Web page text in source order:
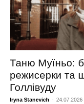
Таню Муїньо:
режисерки та
Голлівуду
Iryna Stanevich - 24.07.2026